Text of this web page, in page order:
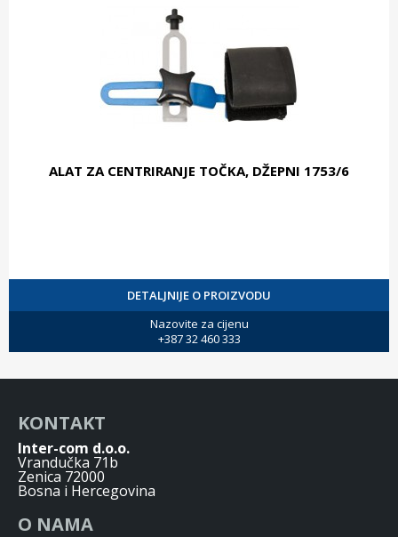
ALAT ZA CENTRIRANJE TOČKA, DŽEPNI 1753/6
DETALJNIJE O PROIZVODU
Nazovite za cijenu
+387 32 460 333
KONTAKT
Inter-com d.o.o.
Vrandučka 71b
Zenica 72000
Bosna i Hercegovina
O NAMA